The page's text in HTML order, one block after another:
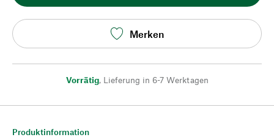
Merken
Vorrätig, Lieferung in 6-7 Werktagen
Produktinformation